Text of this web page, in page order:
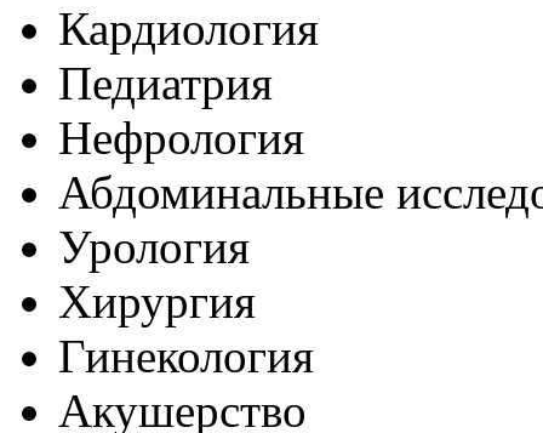
Кардиология
Педиатрия
Нефрология
Абдоминальные
Урология
Хирургия
Гинекология
Акушерство